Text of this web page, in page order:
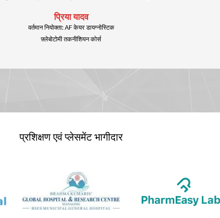
प्रिया यादव
वर्तमान नियोक्ता: AF केयर डायग्नोस्टिक
फ़्लेबोटोमी तकनीशियन कोर्स
प्रशिक्षण एवं प्लेसमेंट भागीदार